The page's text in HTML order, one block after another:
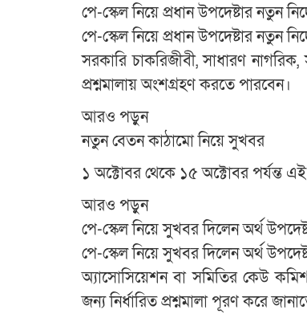
পে-স্কেল নিয়ে প্রধান উপদেষ্টার নতুন
পে-স্কেল নিয়ে প্রধান উপদেষ্টার নতুন
সরকারি চাকরিজীবী, সাধারণ নাগরিক,
প্রশ্নমালায় অংশগ্রহণ করতে পারবেন।
আরও পড়ুন
নতুন বেতন কাঠামো নিয়ে সুখবর
১ অক্টোবর থেকে ১৫ অক্টোবর পর্যন্ত
আরও পড়ুন
পে-স্কেল নিয়ে সুখবর দিলেন অর্থ
পে-স্কেল নিয়ে সুখবর দিলেন অর্থ
অ্যাসোসিয়েশন বা সমিতির কেউ
জন্য নির্ধারিত প্রশ্নমালা পূরণ করে